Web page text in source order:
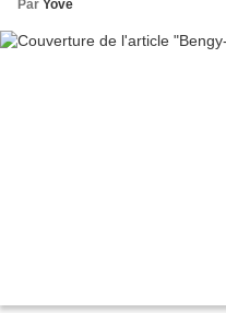
Par Yove